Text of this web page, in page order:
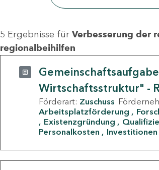
5 Ergebnisse für Verbesserung der
regionalbeihilfen
Wirtschaftsstruktur" -
Förderart: Zuschuss
Arbeitsplatzförderung
Existenzgründung
Personalkosten
Investitionen